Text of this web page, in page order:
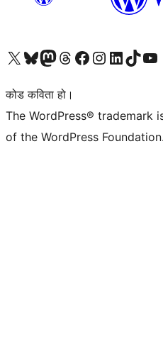
हाम्रो X (पहिले ट्विटर) खातामा जानुहोस्
हाम्रो Bluesky खाता भ्रमण गर्नुहोस्
हाम्रो म्यास्टोडन खाता भ्रमण गर्नुहोस्
हाम्रो थ्रेड्स खातामा जानुहोस्
हाम्रो फेसबुक पेजमा जानुहोस्
हाम्रो इन्स्टाग्राम खातामा जानुहोस्
हाम्रो लिङ्क्डइन खातामा जानुहोस्
हाम्रो TikTok खाता भ्रमण
हाम्रो युट्युब
कोड कविता हो।
The WordPress® trademark
of the WordPress Foundation.